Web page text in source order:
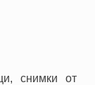
снимки от